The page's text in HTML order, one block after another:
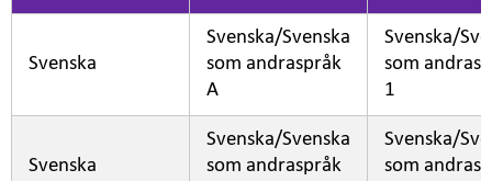
Svenska
Svenska/Svenska
som andraspråk
A
Svenska/
som
1
Svenska
Svenska/Svenska
som andraspråk
Svenska/
som